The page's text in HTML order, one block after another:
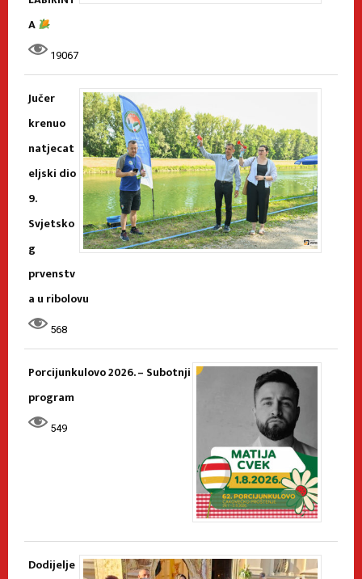
A
19067
Jučer
krenuo
natjecat
eljski dio
9.
Svjetsko
g
prvenstv
a u ribolovu
568
Porcijunkulovo 2026. – Subotnji
program
549
Dodijelje